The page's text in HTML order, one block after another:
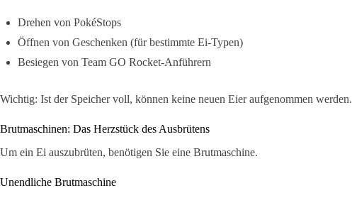
Drehen von PokéStops
Öffnen von Geschenken (für bestimmte Ei-Typen)
Besiegen von Team GO Rocket-Anführern
Wichtig: Ist der Speicher voll, können keine neuen Eier aufgenommen werden.
Brutmaschinen: Das Herzstück des Ausbrütens
Um ein Ei auszubrüten, benötigen Sie eine Brutmaschine.
Unendliche Brutmaschine